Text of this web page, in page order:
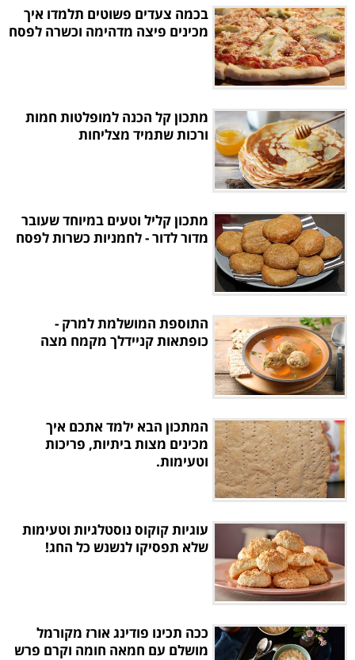
בכמה צעדים פשוטים תלמדו איך
מכינים פיצה מדהימה וכשרה לפסח
מתכון קל הכנה למופלטות חמות
ורכות שתמיד מצליחות
מתכון קליל וטעים במיוחד שעובר
מדור לדור - לחמניות כשרות לפסח
התוספת המושלמת למרק -
כופתאות קניידלך מקמח מצה
המתכון הבא ילמד אתכם איך
מכינים מצות ביתיות, פריכות
וטעימות.
עוגיות קוקוס נוסטלגיות וטעימות
שלא תפסיקו לנשנש כל החג!
ככה תכינו פודינג אורז מקורמל
מושלם עם חמאה חומה וקרם פרש